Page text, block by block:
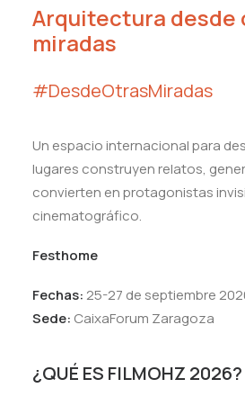
Arquitectura desde
miradas
#DesdeOtrasMiradas
Un espacio internacional para
lugares construyen relatos,
convierten en protagonistas
cinematográfico.
Festhome
Fechas: 25-27 de septiembre
Sede: CaixaForum Zaragoza
¿QUÉ ES FILMOHZ 2026?